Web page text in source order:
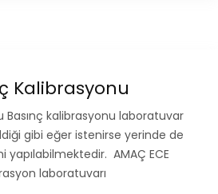
Kalibrasyonu
Basınç kalibrasyonu laboratuvar
gibi eğer istenirse yerinde de
AMAÇ ECE
laboratuvarı